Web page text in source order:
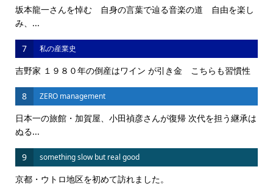
坂本龍一さんを悼む 自身の言葉で辿る音楽の道 自由を楽し
み、...
7 私の産業史
吉野家 １９８０年の倒産はワイン が引き金 こちらも習慣性
8 ZERO management
日本一の旅館・加賀屋、小田禎彦さんが復帰 次代を担う継承は
ぬる...
9 something slow but real good
京都・ウトロ地区を初めて訪れました。